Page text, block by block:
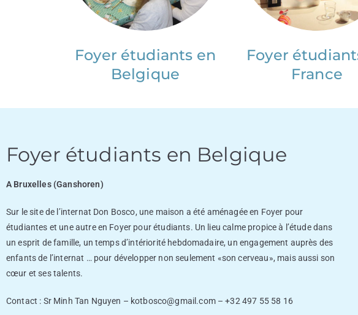
Foyer étudiants en
Belgique
Foyer
France
Foyer étudiants en Belgique
A Bruxelles (Ganshoren)
Sur le site de l’internat Don Bosco, une maison a été aménagée en Foyer pour
étudiantes et une autre en Foyer pour étudiants. Un lieu calme propice à l’étude dans
un esprit de famille, un temps d’intériorité hebdomadaire, un engagement auprès des
enfants de l’internat … pour développer non seulement «son cerveau», mais aussi son
cœur et ses talents.
Contact : Sr Minh Tan Nguyen – kotbosco@gmail.com– +32 497 55 58 16